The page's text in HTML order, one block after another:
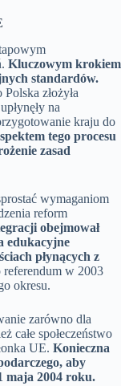
Kluczowym krokiem
standardów.
złożyła
na
kraju do
tego procesu
zasad
wymaganiom
reform
obejmował
edukacyjne
płynących z
w 2003
okresu.
zarówno dla
całe społeczeństwo
UE. Konieczna
aby
maja 2004 roku.